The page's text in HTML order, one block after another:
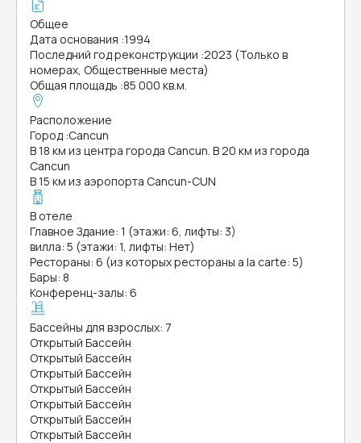
Общее
Дата основания :1994
Последний год реконструкции :2023 (Только в
номерах, Общественные места)
Общая площадь :85 000 кв.м.
Расположение
Город :Cancun
В 18 км из центра города Cancun. В 20 км из города
Cancun
В 15 км из аэропорта Cancun-CUN
В отеле
Главное Здание: 1 (этажи: 6, лифты: 3)
вилла: 5 (этажи: 1, лифты: Нет)
Рестораны: 6 (из которых рестораны a la carte: 5)
Бары: 8
Конференц-залы: 6
Бассейны для взрослых: 7
Открытый Бассейн
Открытый Бассейн
Открытый Бассейн
Открытый Бассейн
Открытый Бассейн
Открытый Бассейн
Открытый Бассейн